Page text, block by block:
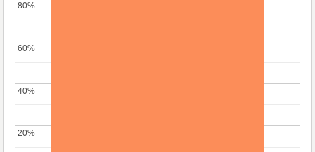
20%
20%
40%
40%
60%
60%
80%
80%